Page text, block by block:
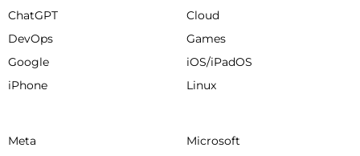
ChatGPT
Cloud
DevOps
Games
Google
iOS/iPadOS
iPhone
Linux
Meta
Microsoft